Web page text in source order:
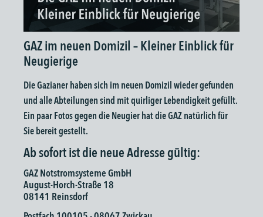
GAZ im neuen Domizil – Kleiner Einblick für
Neugierige
Die Gazianer haben sich im neuen Domizil wieder gefunden
und alle Abteilungen sind mit quirliger Lebendigkeit gefüllt.
Ein paar Fotos gegen die Neugier hat die GAZ natürlich für
Sie bereit gestellt.
Ab sofort ist die neue Adresse gültig:
GAZ Notstromsysteme GmbH
August-Horch-Straße 18
08141 Reinsdorf